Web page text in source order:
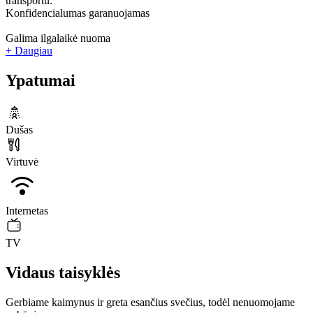
Konfidencialumas garanuojamas
Galima ilgalaikė nuoma
+ Daugiau
Ypatumai
Dušas
Virtuvė
Internetas
TV
Vidaus taisyklės
Gerbiame kaimynus ir greta esančius svečius, todėl nenuomojame